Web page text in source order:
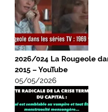
2026/024 La Rougeole
2015 – YouTube
05/05/2026